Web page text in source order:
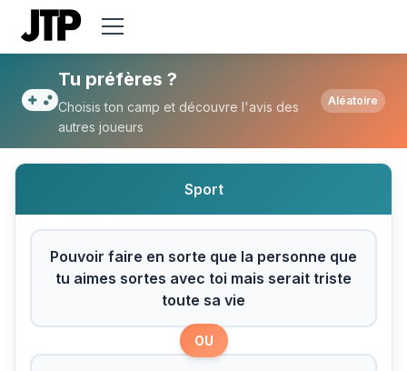
Tu préfères Pouvoir faire en sorte que
Tu préfères ?
Choisis ton camp et découvre l'avis des
autres joueurs
Aléatoire
Sport
Pouvoir faire en sorte que la personne que
tu aimes sortes avec toi mais serait triste
toute sa vie
OU